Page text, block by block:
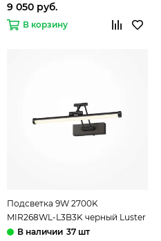
9 050 руб.
В корзину
Подсветка 9W 2700K
MIR268WL-L3B3K черный Luster
Mirror Maytoni37 шт